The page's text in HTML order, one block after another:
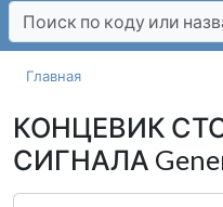
Главная
КОНЦЕВИК
СИГНАЛА